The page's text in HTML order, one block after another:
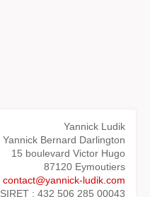
Yannick Ludik
Yannick Bernard Darlington
15 boulevard Victor Hugo
87120 Eymoutiers
contact@yannick-ludik.com
SIRET : 432 506 285 00043